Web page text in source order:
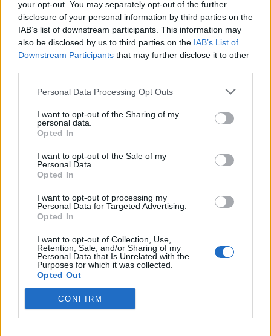
your opt-out. You may separately opt-out of the further
disclosure of your personal information by third parties on the
IAB’s list of downstream participants. This information may
also be disclosed by us to third parties on the IAB’s List of
Downstream Participants that may further disclose it to other
Personal Data Processing Opt Outs
I want to opt-out of the Sharing of my
personal data.
Opted In
I want to opt-out of the Sale of my
Personal Data.
Opted In
I want to opt-out of processing my
Personal Data for Targeted Advertising.
Opted In
I want to opt-out of Collection, Use,
Retention, Sale, and/or Sharing of my
Personal Data that Is Unrelated with the
Purposes for which it was collected.
Opted Out
CONFIRM